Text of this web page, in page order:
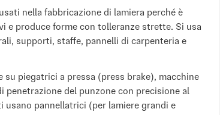
nella fabbricazione di lamiera perché è
e produce forme con tolleranze strette. Si usa
supporti, staffe, pannelli di carpenteria e
su piegatrici a pressa (press brake), macchine
del punzone con precisione al
pannellatrici (per lamiere grandi e